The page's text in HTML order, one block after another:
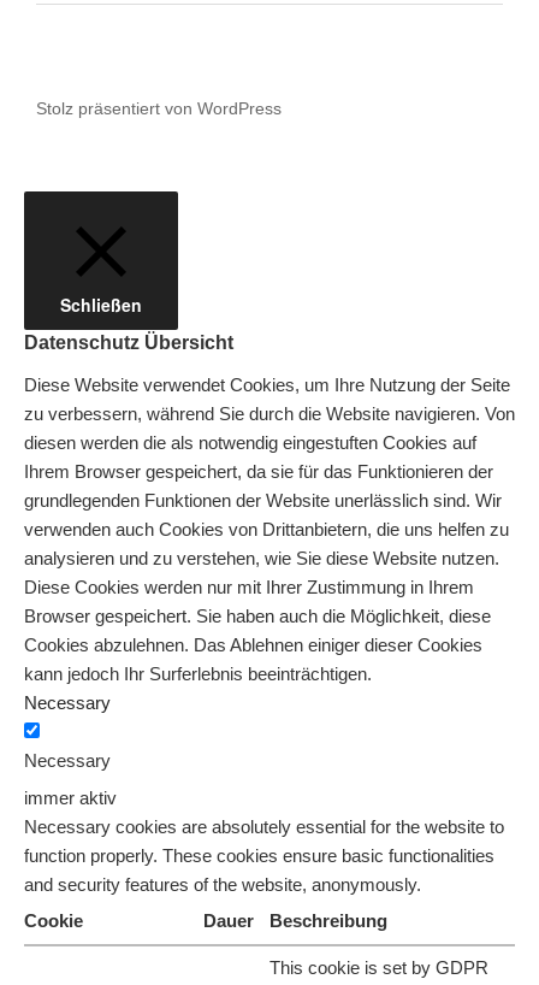
Stolz präsentiert von WordPress
Schließen
Datenschutz Übersicht
Diese Website verwendet Cookies, um Ihre Nutzung der Seite
zu verbessern, während Sie durch die Website navigieren. Von
diesen werden die als notwendig eingestuften Cookies auf
Ihrem Browser gespeichert, da sie für das Funktionieren der
grundlegenden Funktionen der Website unerlässlich sind. Wir
verwenden auch Cookies von Drittanbietern, die uns helfen zu
analysieren und zu verstehen, wie Sie diese Website nutzen.
Diese Cookies werden nur mit Ihrer Zustimmung in Ihrem
Browser gespeichert. Sie haben auch die Möglichkeit, diese
Cookies abzulehnen. Das Ablehnen einiger dieser Cookies
kann jedoch Ihr Surferlebnis beeinträchtigen.
Necessary
Necessary
immer aktiv
Necessary cookies are absolutely essential for the website to
function properly. These cookies ensure basic functionalities
and security features of the website, anonymously.
Cookie
Dauer Beschreibung
This cookie is set by GDPR